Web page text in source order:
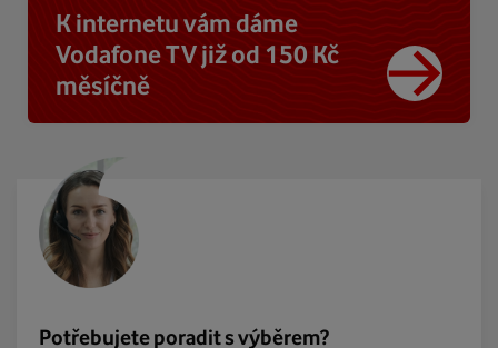
K internetu vám dáme
Vodafone TV již od 150 Kč
měsíčně
Potřebujete poradit s výběrem?